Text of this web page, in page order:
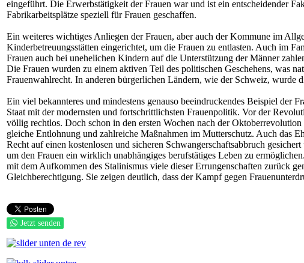
eingeführt. Die Erwerbstätigkeit der Frauen war und ist ein entscheidender
Fabrikarbeitsplätze speziell für Frauen geschaffen.
Ein weiteres wichtiges Anliegen der Frauen, aber auch der Kommune im
Kinderbetreuungsstätten eingerichtet, um die Frauen zu entlasten. Auch im
Frauen auch bei unehelichen Kindern auf die Unterstützung der Männer
Die Frauen wurden zu einem aktiven Teil des politischen Geschehens, was
Frauenwahlrecht. In anderen bürgerlichen Ländern, wie der Schweiz, wurde
Ein viel bekannteres und mindestens genauso beeindruckendes Beispiel der
Staat mit der modernsten und fortschrittlichsten Frauenpolitik. Vor der
völlig rechtlos. Doch schon in den ersten Wochen nach der
gleiche Entlohnung und zahlreiche Maßnahmen im Mutterschutz. Auch das
Recht auf einen kostenlosen und sicheren Schwangerschaftsabbruch
um den Frauen ein wirklich unabhängiges berufstätiges Leben zu
mit dem Aufkommen des Stalinismus viele dieser Errungenschaften zurück
Gleichberechtigung. Sie zeigen deutlich, dass der Kampf gegen
Jetzt senden